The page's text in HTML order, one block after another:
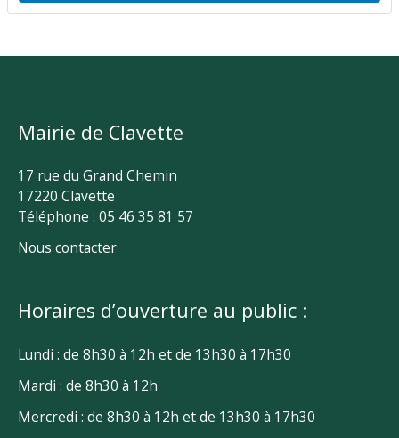
Mairie de Clavette
17 rue du Grand Chemin
17220 Clavette
Téléphone : 05 46 35 81 57
Nous contacter
Horaires d’ouverture au public :
Lundi : de 8h30 à 12h et de 13h30 à 17h30
Mardi : de 8h30 à 12h
Mercredi : de 8h30 à 12h et de 13h30 à 17h30